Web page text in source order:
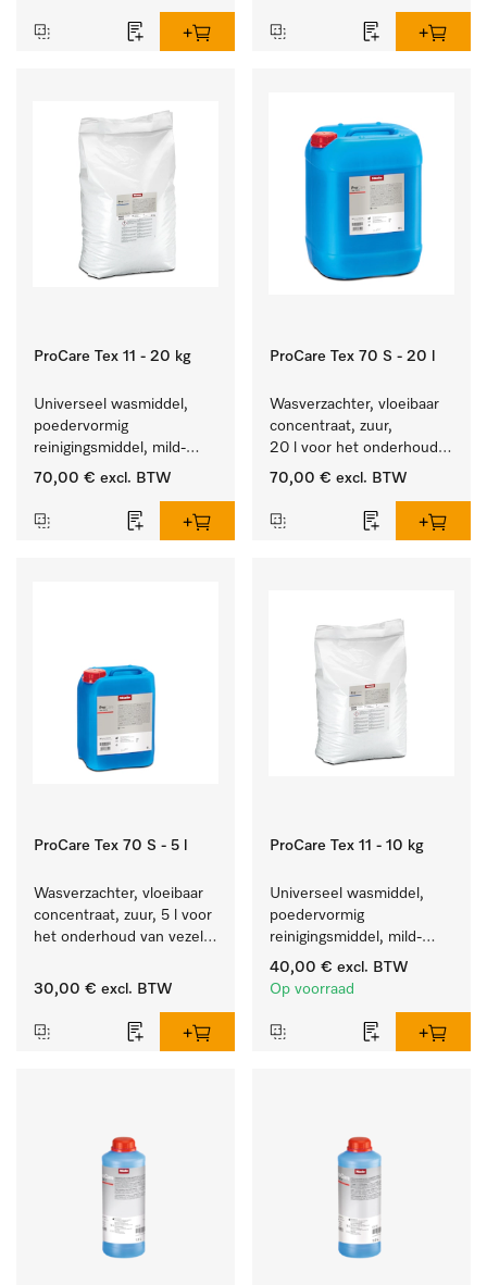
ProCare Tex 11 - 20 kg
Universeel wasmiddel,
poedervormig
reinigingsmiddel, mild-
alkalisch, 20 kg voor het
en kleurechte bonte was.
70,00 € excl. BTW
ProCare Tex 70 S - 20 l
Wasverzachter, vloeibaar
concentraat, zuur,
20 l voor het onderhoud
van vezels zodat het
70,00 € excl. BTW
ProCare Tex 70 S - 5 l
Wasverzachter, vloeibaar
concentraat, zuur, 5 l voor
het onderhoud van vezels
zacht blijft.
30,00 € excl. BTW
ProCare Tex 11 - 10 kg
Universeel wasmiddel,
poedervormig
reinigingsmiddel, mild-
alkalisch, 10 kg voor het
reinigen van wit wasgoed
40,00 € excl. BTW
Op voorraad